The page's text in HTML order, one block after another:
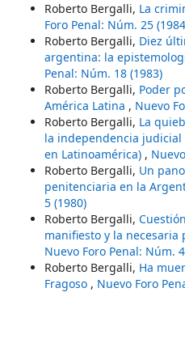
Roberto Bergalli, La
Foro Penal: Núm. 25
Roberto Bergalli, Diez
argentina: la
Penal: Núm. 18 (1983)
Roberto Bergalli, Poder
América Latina , Nuevo
Roberto Bergalli, La
la independencia judicial
en Latinoamérica) ,
Roberto Bergalli, Un
penitenciaria en la
5 (1980)
Roberto Bergalli,
manifiesto y la
Nuevo Foro Penal: Núm.
Roberto Bergalli, Ha
Fragoso , Nuevo Foro